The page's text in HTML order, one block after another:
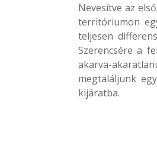
Nevesítve az
territóriumon
teljesen
Szerencsére a
akarva-
megtaláljunk
kijáratba.